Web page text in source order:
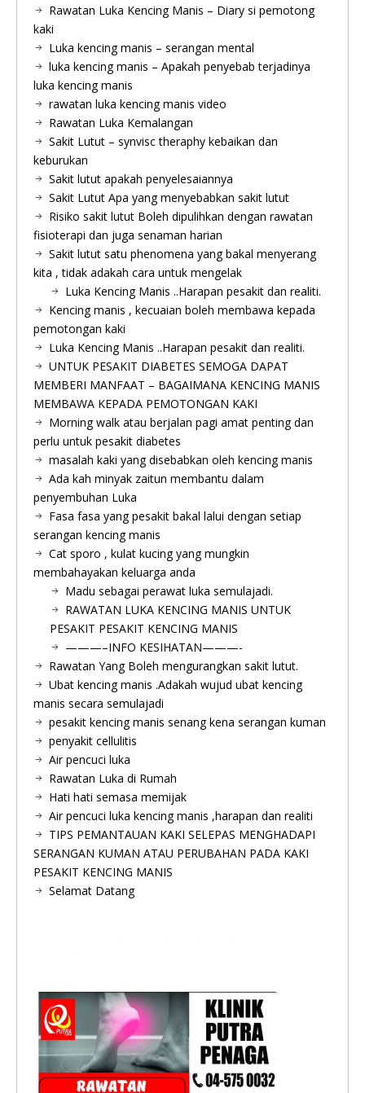
Rawatan Luka Kencing Manis – Diary si pemotong
kaki
Luka kencing manis – serangan mental
luka kencing manis – Apakah penyebab terjadinya
luka kencing manis
rawatan luka kencing manis video
Rawatan Luka Kemalangan
Sakit Lutut – synvisc theraphy kebaikan dan
keburukan
Sakit lutut apakah penyelesaiannya
Sakit Lutut Apa yang menyebabkan sakit lutut
Risiko sakit lutut Boleh dipulihkan dengan rawatan
fisioterapi dan juga senaman harian
Sakit lutut satu phenomena yang bakal menyerang
kita , tidak adakah cara untuk mengelak
Luka Kencing Manis ..Harapan pesakit dan realiti.
Kencing manis , kecuaian boleh membawa kepada
pemotongan kaki
Luka Kencing Manis ..Harapan pesakit dan realiti.
UNTUK PESAKIT DIABETES SEMOGA DAPAT
MEMBERI MANFAAT – BAGAIMANA KENCING MANIS
MEMBAWA KEPADA PEMOTONGAN KAKI
Morning walk atau berjalan pagi amat penting dan
perlu untuk pesakit diabetes
masalah kaki yang disebabkan oleh kencing manis
Ada kah minyak zaitun membantu dalam
penyembuhan Luka
Fasa fasa yang pesakit bakal lalui dengan setiap
serangan kencing manis
Cat sporo , kulat kucing yang mungkin
membahayakan keluarga anda
Madu sebagai perawat luka semulajadi.
RAWATAN LUKA KENCING MANIS UNTUK
PESAKIT PESAKIT KENCING MANIS
———–INFO KESIHATAN———-
Rawatan Yang Boleh mengurangkan sakit lutut.
Ubat kencing manis .Adakah wujud ubat kencing
manis secara semulajadi
pesakit kencing manis senang kena serangan kuman
penyakit cellulitis
Air pencuci luka
Rawatan Luka di Rumah
Hati hati semasa memijak
Air pencuci luka kencing manis ,harapan dan realiti
TIPS PEMANTAUAN KAKI SELEPAS MENGHADAPI
SERANGAN KUMAN ATAU PERUBAHAN PADA KAKI
PESAKIT KENCING MANIS
Selamat Datang